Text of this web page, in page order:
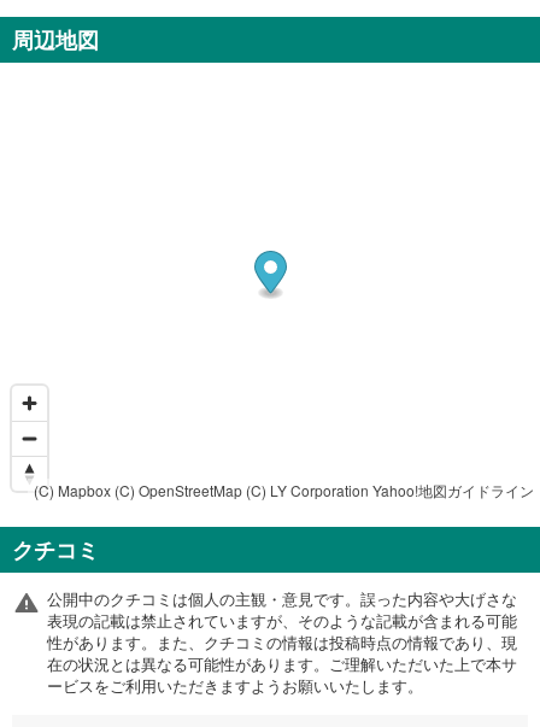
周辺地図
(C) Mapbox (C) OpenStreetMap (C) LY Corporation Yahoo!地図ガイドライン
クチコミ
公開中のクチコミは個人の主観・意見です。誤った内容や大げさな
表現の記載は禁止されていますが、そのような記載が含まれる可能
性があります。また、クチコミの情報は投稿時点の情報であり、現
在の状況とは異なる可能性があります。ご理解いただいた上で本サ
ービスをご利用いただきますようお願いいたします。